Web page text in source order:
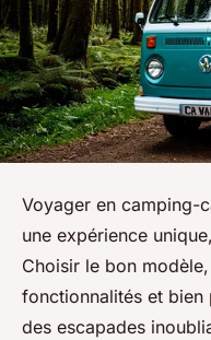
Voyager en camping-
une expérience
Choisir le bon
fonctionnalités et
des escapades